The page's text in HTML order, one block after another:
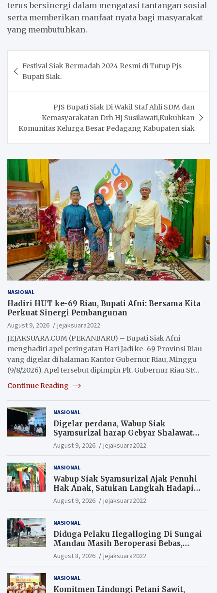
terus bersinergi dalam mengatasi tantangan sosial
serta memberikan manfaat nyata bagi masyarakat
yang membutuhkan.
navigation
Festival Siak Bermadah 2024 Resmi di Tutup Pjs
Bupati Siak.
PJS Bupati Siak Di Wakil Staf Ahli SDM dan
Kemasyarakatan Drh Hj Susilawati,Kukuhkan
Komunitas Kelurga Besar Pedagang Kabupaten siak
NASIONAL
Hadiri HUT ke-69 Riau, Bupati Afni: Bersama Kita
Perkuat Sinergi Pembangunan
August 9, 2026
jejaksuara2022
JEJAKSUARA.COM (PEKANBARU) – Bupati Siak Afni
menghadiri apel peringatan Hari Jadi ke-69 Provinsi Riau
yang digelar di halaman Kantor Gubernur Riau, Minggu
(9/8/2026). Apel tersebut dipimpin Plt. Gubernur Riau SF…
Continue Reading
NASIONAL
Digelar perdana, Wabup Siak
Syamsurizal harap Gebyar Shalawat
bisa meningkatkan nilai keagamaan
ditengah-tengah masyarakat.
August 9, 2026 jejaksuara2022
NASIONAL
Wabup Siak Syamsurizal Ajak Penuhi
Hak Anak, Satukan Langkah Hadapi
Tantangan Daerah
August 9, 2026 jejaksuara2022
NASIONAL
Diduga Pelaku Ilegalloging Di Sungai
Mandau Masih Beroperasi Bebas,
Masyarakat Minta Aparat Penegak
Hukum Segera Tangkap Aktor Dan
August 8, 2026 jejaksuara2022
NASIONAL
Komitmen Lindungi Petani Sawit,